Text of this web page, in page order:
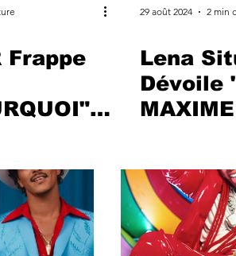
Frappe
:
29 août 2024 2 min
Lena
Dévoile